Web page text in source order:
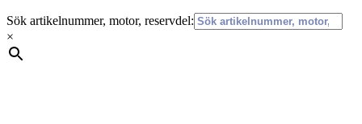
Sök artikelnummer, motor, reservdel:
×